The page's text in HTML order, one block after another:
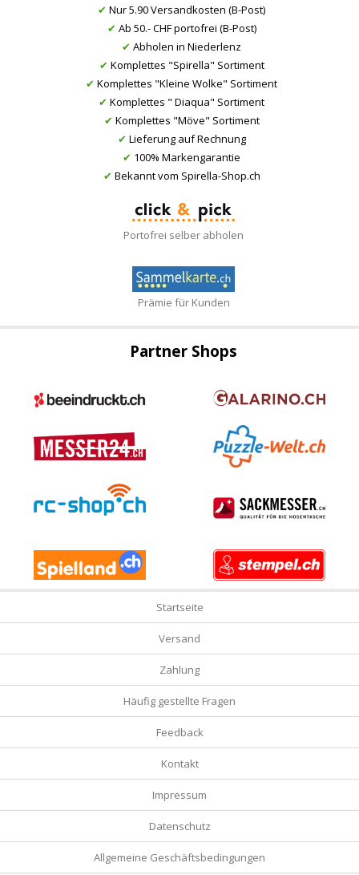
✔ Nur 5.90 Versandkosten (B-Post)
✔ Ab 50.- CHF portofrei (B-Post)
✔ Abholen in Niederlenz
✔ Komplettes "Spirella" Sortiment
✔ Komplettes "Kleine Wolke" Sortiment
✔ Komplettes " Diaqua" Sortiment
✔ Komplettes "Möve" Sortiment
✔ Lieferung auf Rechnung
✔ 100% Markengarantie
✔ Bekannt vom Spirella-Shop.ch
Portofrei selber abholen
Prämie für Kunden
Partner Shops
Startseite
Versand
Zahlung
Häufig gestellte Fragen
Feedback
Kontakt
Impressum
Datenschutz
Allgemeine Geschäftsbedingungen